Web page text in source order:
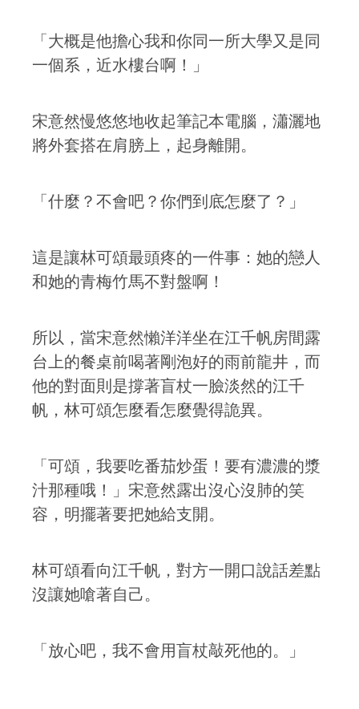
「大概是他擔心我和你同一所大學又是同
一個系，近水樓台啊！」
宋意然慢悠悠地收起筆記本電腦，瀟灑地
將外套搭在肩膀上，起身離開。
「什麼？不會吧？你們到底怎麼了？」
這是讓林可頌最頭疼的一件事：她的戀人
和她的青梅竹馬不對盤啊！
所以，當宋意然懶洋洋坐在江千帆房間露
台上的餐桌前喝著剛泡好的雨前龍井，而
他的對面則是撐著盲杖一臉淡然的江千
帆，林可頌怎麼看怎麼覺得詭異。
「可頌，我要吃番茄炒蛋！要有濃濃的漿
汁那種哦！」宋意然露出沒心沒肺的笑
容，明擺著要把她給支開。
林可頌看向江千帆，對方一開口說話差點
沒讓她嗆著自己。
「放心吧，我不會用盲杖敲死他的。」